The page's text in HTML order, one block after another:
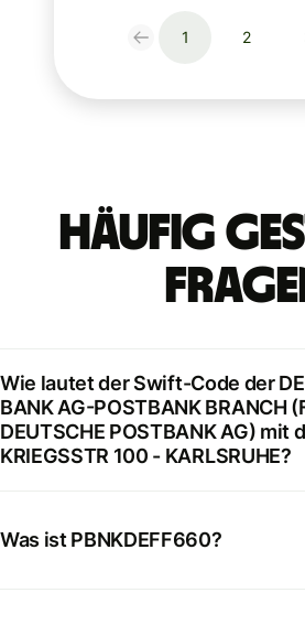
1 2
Häufig
Wie lautet der Swift-Code der
BANK AG-POSTBANK BRANCH
DEUTSCHE POSTBANK AG) mit
KRIEGSSTR 100 - KARLSRUHE?
Was ist PBNKDEFF660?